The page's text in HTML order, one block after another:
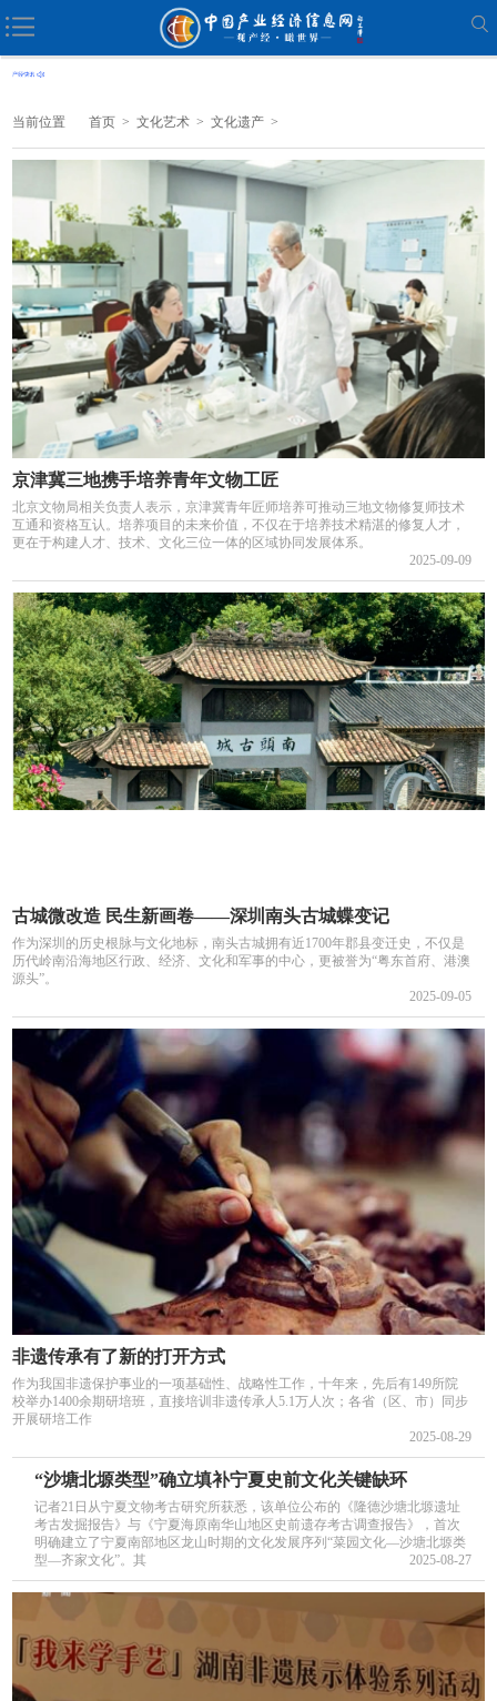
当前位置 首页 > 文化艺术 > 文化遗产 >
京津冀三地携手培养青年文物工匠
北京文物局相关负责人表示，京津冀青年匠师培养可推动三地文物修复师技术
互通和资格互认。培养项目的未来价值，不仅在于培养技术精湛的修复人才，
更在于构建人才、技术、文化三位一体的区域协同发展体系。
2025-09-09
古城微改造 民生新画卷——深圳南头古城蝶变记
作为深圳的历史根脉与文化地标，南头古城拥有近1700年郡县变迁史，不仅是
历代岭南沿海地区行政、经济、文化和军事的中心，更被誉为“粤东首府、港澳
源头”。
2025-09-05
非遗传承有了新的打开方式
作为我国非遗保护事业的一项基础性、战略性工作，十年来，先后有149所院
校举办1400余期研培班，直接培训非遗传承人5.1万人次；各省（区、市）同步
开展研培工作
2025-08-29
“沙塘北塬类型”确立填补宁夏史前文化关键缺环
记者21日从宁夏文物考古研究所获悉，该单位公布的《隆德沙塘北塬遗址
考古发掘报告》与《宁夏海原南华山地区史前遗存考古调查报告》，首次
明确建立了宁夏南部地区龙山时期的文化发展序列“菜园文化—沙塘北塬类
型—齐家文化”。其
2025-08-27